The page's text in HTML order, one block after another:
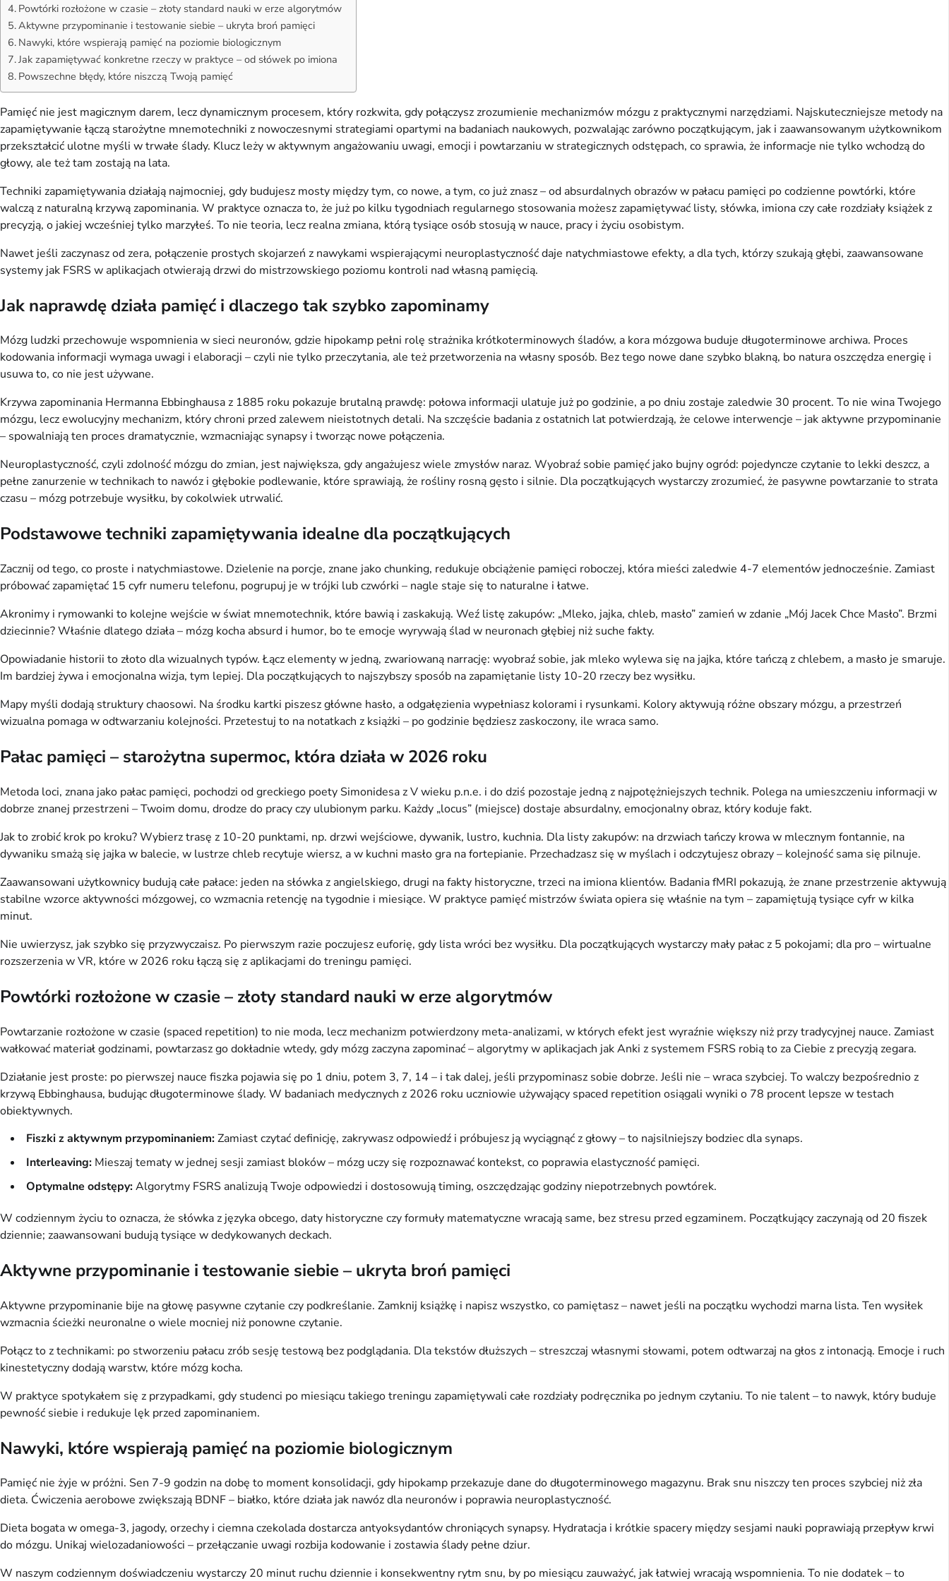
Powtórki rozłożone w czasie – złoty standard nauki w erze algorytmów
Aktywne przypominanie i testowanie siebie – ukryta broń pamięci
Nawyki, które wspierają pamięć na poziomie biologicznym
Jak zapamiętywać konkretne rzeczy w praktyce – od słówek po imiona
Powszechne błędy, które niszczą Twoją pamięć
Pamięć nie jest magicznym darem, lecz dynamicznym procesem, który rozkwita, gdy połączysz zrozumienie mechanizmów mózgu z praktycznymi narzędziami. Najskuteczniejsze metody na
zapamiętywanie łączą starożytne mnemotechniki z nowoczesnymi strategiami opartymi na badaniach naukowych, pozwalając zarówno początkującym, jak i zaawansowanym użytkownikom
przekształcić ulotne myśli w trwałe ślady. Klucz leży w aktywnym angażowaniu uwagi, emocji i powtarzaniu w strategicznych odstępach, co sprawia, że informacje nie tylko wchodzą do
głowy, ale też tam zostają na lata.
Techniki zapamiętywania działają najmocniej, gdy budujesz mosty między tym, co nowe, a tym, co już znasz – od absurdalnych obrazów w pałacu pamięci po codzienne powtórki, które
walczą z naturalną krzywą zapominania. W praktyce oznacza to, że już po kilku tygodniach regularnego stosowania możesz zapamiętywać listy, słówka, imiona czy całe rozdziały książek z
precyzją, o jakiej wcześniej tylko marzyłeś. To nie teoria, lecz realna zmiana, którą tysiące osób stosują w nauce, pracy i życiu osobistym.
Nawet jeśli zaczynasz od zera, połączenie prostych skojarzeń z nawykami wspierającymi neuroplastyczność daje natychmiastowe efekty, a dla tych, którzy szukają głębi, zaawansowane
systemy jak FSRS w aplikacjach otwierają drzwi do mistrzowskiego poziomu kontroli nad własną pamięcią.
Jak naprawdę działa pamięć i dlaczego tak szybko zapominamy
Mózg ludzki przechowuje wspomnienia w sieci neuronów, gdzie hipokamp pełni rolę strażnika krótkoterminowych śladów, a kora mózgowa buduje długoterminowe archiwa. Proces
kodowania informacji wymaga uwagi i elaboracji – czyli nie tylko przeczytania, ale też przetworzenia na własny sposób. Bez tego nowe dane szybko blakną, bo natura oszczędza energię i
usuwa to, co nie jest używane.
Krzywa zapominania Hermanna Ebbinghausa z 1885 roku pokazuje brutalną prawdę: połowa informacji ulatuje już po godzinie, a po dniu zostaje zaledwie 30 procent. To nie wina Twojego
mózgu, lecz ewolucyjny mechanizm, który chroni przed zalewem nieistotnych detali. Na szczęście badania z ostatnich lat potwierdzają, że celowe interwencje – jak aktywne przypominanie
– spowalniają ten proces dramatycznie, wzmacniając synapsy i tworząc nowe połączenia.
Neuroplastyczność, czyli zdolność mózgu do zmian, jest największa, gdy angażujesz wiele zmysłów naraz. Wyobraź sobie pamięć jako bujny ogród: pojedyncze czytanie to lekki deszcz, a
pełne zanurzenie w technikach to nawóz i głębokie podlewanie, które sprawiają, że rośliny rosną gęsto i silnie. Dla początkujących wystarczy zrozumieć, że pasywne powtarzanie to strata
czasu – mózg potrzebuje wysiłku, by cokolwiek utrwalić.
Podstawowe techniki zapamiętywania idealne dla początkujących
Zacznij od tego, co proste i natychmiastowe. Dzielenie na porcje, znane jako chunking, redukuje obciążenie pamięci roboczej, która mieści zaledwie 4-7 elementów jednocześnie. Zamiast
próbować zapamiętać 15 cyfr numeru telefonu, pogrupuj je w trójki lub czwórki – nagle staje się to naturalne i łatwe.
Akronimy i rymowanki to kolejne wejście w świat mnemotechnik, które bawią i zaskakują. Weź listę zakupów: „Mleko, jajka, chleb, masło” zamień w zdanie „Mój Jacek Chce Masło”. Brzmi
dziecinnie? Właśnie dlatego działa – mózg kocha absurd i humor, bo te emocje wyrywają ślad w neuronach głębiej niż suche fakty.
Opowiadanie historii to złoto dla wizualnych typów. Łącz elementy w jedną, zwariowaną narrację: wyobraź sobie, jak mleko wylewa się na jajka, które tańczą z chlebem, a masło je smaruje.
Im bardziej żywa i emocjonalna wizja, tym lepiej. Dla początkujących to najszybszy sposób na zapamiętanie listy 10-20 rzeczy bez wysiłku.
Mapy myśli dodają struktury chaosowi. Na środku kartki piszesz główne hasło, a odgałęzienia wypełniasz kolorami i rysunkami. Kolory aktywują różne obszary mózgu, a przestrzeń
wizualna pomaga w odtwarzaniu kolejności. Przetestuj to na notatkach z książki – po godzinie będziesz zaskoczony, ile wraca samo.
Pałac pamięci – starożytna supermoc, która działa w 2026 roku
Metoda loci, znana jako pałac pamięci, pochodzi od greckiego poety Simonidesa z V wieku p.n.e. i do dziś pozostaje jedną z najpotężniejszych technik. Polega na umieszczeniu informacji w
dobrze znanej przestrzeni – Twoim domu, drodze do pracy czy ulubionym parku. Każdy „locus” (miejsce) dostaje absurdalny, emocjonalny obraz, który koduje fakt.
Jak to zrobić krok po kroku? Wybierz trasę z 10-20 punktami, np. drzwi wejściowe, dywanik, lustro, kuchnia. Dla listy zakupów: na drzwiach tańczy krowa w mlecznym fontannie, na
dywaniku smażą się jajka w balecie, w lustrze chleb recytuje wiersz, a w kuchni masło gra na fortepianie. Przechadzasz się w myślach i odczytujesz obrazy – kolejność sama się pilnuje.
Zaawansowani użytkownicy budują całe pałace: jeden na słówka z angielskiego, drugi na fakty historyczne, trzeci na imiona klientów. Badania fMRI pokazują, że znane przestrzenie aktywują
stabilne wzorce aktywności mózgowej, co wzmacnia retencję na tygodnie i miesiące. W praktyce pamięć mistrzów świata opiera się właśnie na tym – zapamiętują tysiące cyfr w kilka
minut.
Nie uwierzysz, jak szybko się przyzwyczaisz. Po pierwszym razie poczujesz euforię, gdy lista wróci bez wysiłku. Dla początkujących wystarczy mały pałac z 5 pokojami; dla pro – wirtualne
rozszerzenia w VR, które w 2026 roku łączą się z aplikacjami do treningu pamięci.
Powtórki rozłożone w czasie – złoty standard nauki w erze algorytmów
Powtarzanie rozłożone w czasie (spaced repetition) to nie moda, lecz mechanizm potwierdzony meta-analizami, w których efekt jest wyraźnie większy niż przy tradycyjnej nauce. Zamiast
wałkować materiał godzinami, powtarzasz go dokładnie wtedy, gdy mózg zaczyna zapominać – algorytmy w aplikacjach jak Anki z systemem FSRS robią to za Ciebie z precyzją zegara.
Działanie jest proste: po pierwszej nauce fiszka pojawia się po 1 dniu, potem 3, 7, 14 – i tak dalej, jeśli przypominasz sobie dobrze. Jeśli nie – wraca szybciej. To walczy bezpośrednio z
krzywą Ebbinghausa, budując długoterminowe ślady. W badaniach medycznych z 2026 roku uczniowie używający spaced repetition osiągali wyniki o 78 procent lepsze w testach
obiektywnych.
Fiszki z aktywnym przypominaniem:Zamiast czytać definicję, zakrywasz odpowiedź i próbujesz ją wyciągnąć z głowy – to najsilniejszy bodziec dla synaps.
Interleaving: Mieszaj tematy w jednej sesji zamiast bloków – mózg uczy się rozpoznawać kontekst, co poprawia elastyczność pamięci.
Optymalne odstępy:Algorytmy FSRS analizują Twoje odpowiedzi i dostosowują timing, oszczędzając godziny niepotrzebnych powtórek.
W codziennym życiu to oznacza, że słówka z języka obcego, daty historyczne czy formuły matematyczne wracają same, bez stresu przed egzaminem. Początkujący zaczynają od 20 fiszek
dziennie; zaawansowani budują tysiące w dedykowanych deckach.
Aktywne przypominanie i testowanie siebie – ukryta broń pamięci
Aktywne przypominanie bije na głowę pasywne czytanie czy podkreślanie. Zamknij książkę i napisz wszystko, co pamiętasz – nawet jeśli na początku wychodzi marna lista. Ten wysiłek
wzmacnia ścieżki neuronalne o wiele mocniej niż ponowne czytanie.
Połącz to z technikami: po stworzeniu pałacu zrób sesję testową bez podglądania. Dla tekstów dłuższych – streszczaj własnymi słowami, potem odtwarzaj na głos z intonacją. Emocje i ruch
kinestetyczny dodają warstw, które mózg kocha.
W praktyce spotykałem się z przypadkami, gdy studenci po miesiącu takiego treningu zapamiętywali całe rozdziały podręcznika po jednym czytaniu. To nie talent – to nawyk, który buduje
pewność siebie i redukuje lęk przed zapominaniem.
Nawyki, które wspierają pamięć na poziomie biologicznym
Pamięć nie żyje w próżni. Sen 7-9 godzin na dobę to moment konsolidacji, gdy hipokamp przekazuje dane do długoterminowego magazynu. Brak snu niszczy ten proces szybciej niż zła
dieta. Ćwiczenia aerobowe zwiększają BDNF – białko, które działa jak nawóz dla neuronów i poprawia neuroplastyczność.
Dieta bogata w omega-3, jagody, orzechy i ciemna czekolada dostarcza antyoksydantów chroniących synapsy. Hydratacja i krótkie spacery między sesjami nauki poprawiają przepływ krwi
do mózgu. Unikaj wielozadaniowości – przełączanie uwagi rozbija kodowanie i zostawia ślady pełne dziur.
W naszym codziennym doświadczeniu wystarczy 20 minut ruchu dziennie i konsekwentny rytm snu, by po miesiącu zauważyć, jak łatwiej wracają wspomnienia. To nie dodatek – to